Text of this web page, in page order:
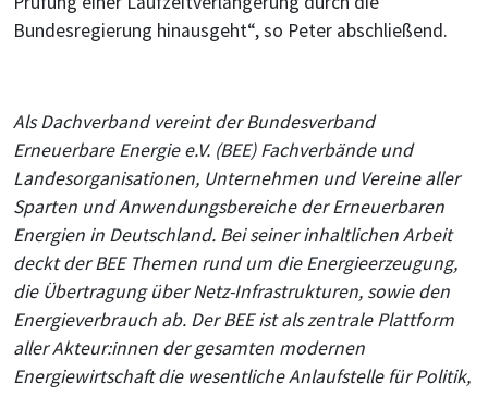
Bundesregierung hinausgeht“, so Peter abschließend.
Als Dachverband vereint der Bundesverband
Erneuerbare Energie e.V. (BEE) Fachverbände und
Landesorganisationen, Unternehmen und Vereine aller
Sparten und Anwendungsbereiche der Erneuerbaren
Energien in Deutschland. Bei seiner inhaltlichen Arbeit
deckt der BEE Themen rund um die Energieerzeugung,
die Übertragung über Netz-Infrastrukturen, sowie den
Energieverbrauch ab. Der BEE ist als zentrale Plattform
aller Akteur:innen der gesamten modernen
Energiewirtschaft die wesentliche Anlaufstelle für Politik,